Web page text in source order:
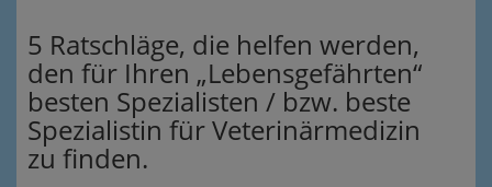
5 Ratschläge, die helfen werden,
den für Ihren „Lebensgefährten“
besten Spezialisten / bzw. beste
Spezialistin für Veterinärmedizin
zu finden.